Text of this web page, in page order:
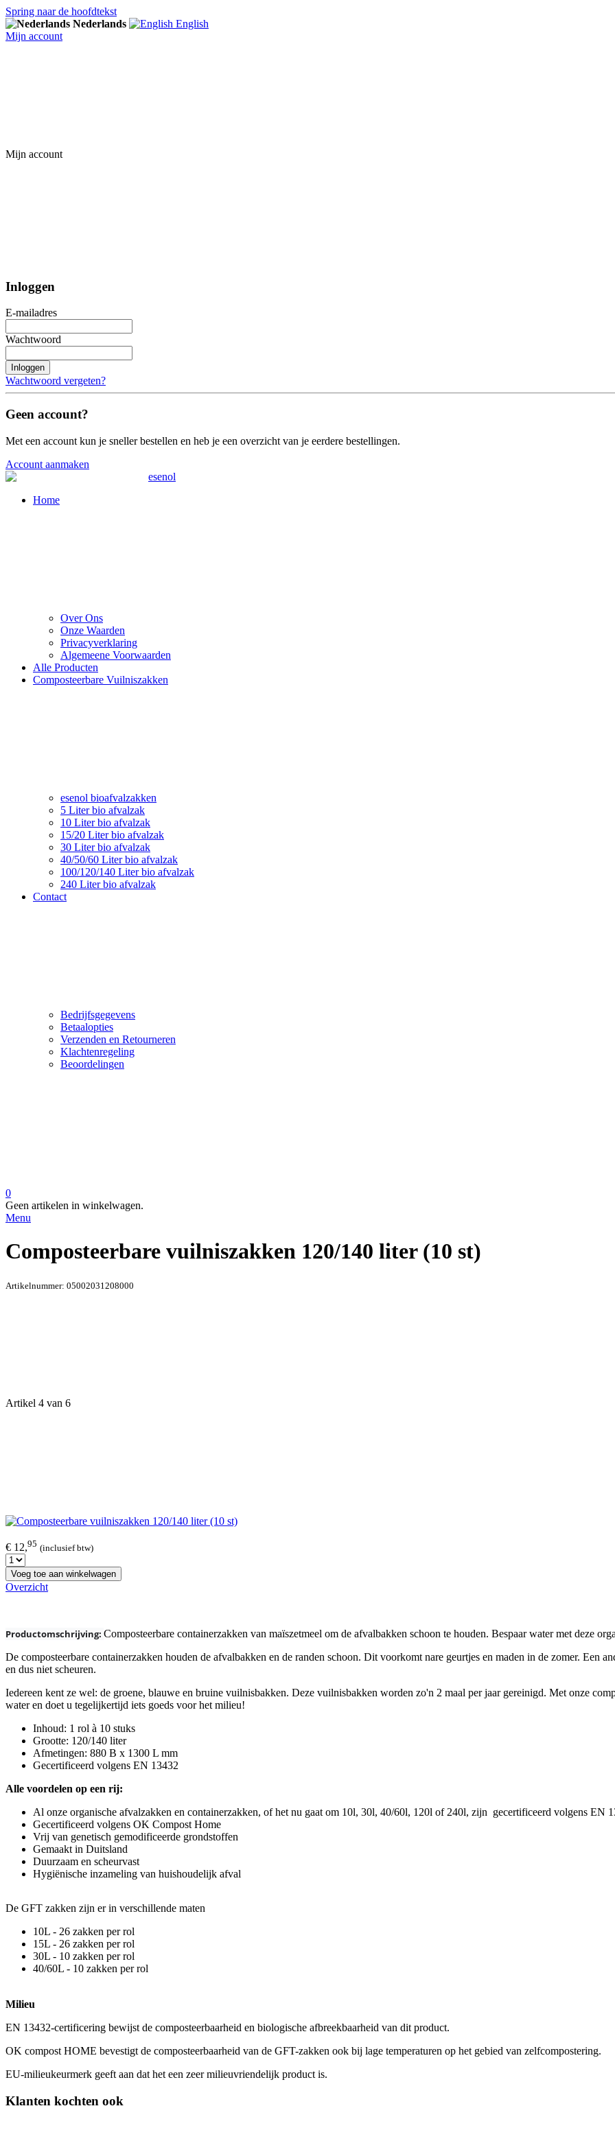
Spring naar de hoofdtekst
Nederlands
English
Mijn account
Mijn account
Inloggen
E-mailadres
Wachtwoord
Inloggen
Wachtwoord vergeten?
Geen account?
Met een account kun je sneller bestellen en heb je een overzicht van je eerdere bestellingen.
Account aanmaken
Home
Over Ons
Onze Waarden
Privacyverklaring
Algemeene Voorwaarden
Alle Producten
Composteerbare Vuilniszakken
esenol bioafvalzakken
5 Liter bio afvalzak
10 Liter bio afvalzak
15/20 Liter bio afvalzak
30 Liter bio afvalzak
40/50/60 Liter bio afvalzak
100/120/140 Liter bio afvalzak
240 Liter bio afvalzak
Contact
Bedrijfsgegevens
Betaalopties
Verzenden en Retourneren
Klachtenregeling
Beoordelingen
0
Geen artikelen in winkelwagen.
Menu
Composteerbare vuilniszakken 120/140 liter (10 st)
Artikelnummer: 05002031208000
Artikel 4 van 6
€ 12,95 (inclusief btw)
Voeg toe aan winkelwagen
Overzicht
Productomschrijving: Composteerbare containerzakken van maïszetmeel om de afvalbakken schoon te houden. Bespaar water met deze
De composteerbare containerzakken houden de afvalbakken en de randen schoon. Dit voorkomt nare geurtjes en maden in de zomer. Een
en dus niet scheuren.
Iedereen kent ze wel: de groene, blauwe en bruine vuilnisbakken. Deze vuilnisbakken worden zo'n 2 maal per jaar gereinigd. Met onze
water en doet u tegelijkertijd iets goeds voor het milieu!
Inhoud: 1 rol à 10 stuks
Grootte: 120/140 liter
Afmetingen: 880 B x 1300 L mm
Gecertificeerd volgens EN 13432
Alle voordelen op een rij:
Al onze organische afvalzakken en containerzakken, of het nu gaat om 10l, 30l, 40/60l, 120l of 240l, zijn gecertificeerd volgens EN
Gecertificeerd volgens OK Compost Home
Vrij van genetisch gemodificeerde grondstoffen
Gemaakt in Duitsland
Duurzaam en scheurvast
Hygiënische inzameling van huishoudelijk afval
De GFT zakken zijn er in verschillende maten
10L - 26 zakken per rol
15L - 26 zakken per rol
30L - 10 zakken per rol
40/60L - 10 zakken per rol
Milieu
EN 13432-certificering bewijst de composteerbaarheid en biologische afbreekbaarheid van dit product.
OK compost HOME bevestigt de composteerbaarheid van de GFT-zakken ook bij lage temperaturen op het gebied van zelfcompostering.
EU-milieukeurmerk geeft aan dat het een zeer milieuvriendelijk product is.
Klanten kochten ook